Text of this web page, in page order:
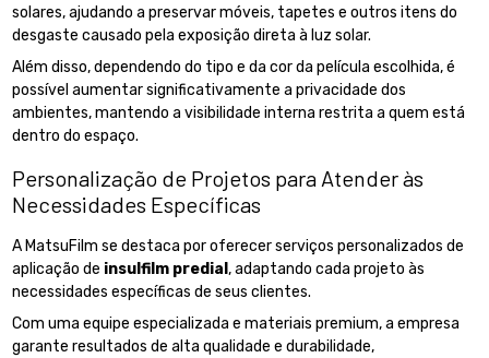
solares, ajudando a preservar móveis, tapetes e outros itens do
desgaste causado pela exposição direta à luz solar.
Além disso, dependendo do tipo e da cor da película escolhida, é
possível aumentar significativamente a privacidade dos
ambientes, mantendo a visibilidade interna restrita a quem está
dentro do espaço.
Personalização de Projetos para Atender às
Necessidades Específicas
A MatsuFilm se destaca por oferecer serviços personalizados de
aplicação de insulfilm predial, adaptando cada projeto às
necessidades específicas de seus clientes.
Com uma equipe especializada e materiais premium, a empresa
garante resultados de alta qualidade e durabilidade,